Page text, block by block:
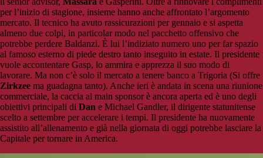
per l’inizio di stagione, insieme hanno anche affrontato l’argomento
mercato. Il tecnico ha avuto rassicurazioni per gennaio e si aspetta
almeno due colpi, in particolar modo nel pacchetto offensivo che
potrebbe perdere Baldanzi. È lui l’indiziato numero uno per far spazio
al famoso esterno di piede destro tanto inseguito in estate. Il presidente
vuole accontentare Gasp, lo ammira e apprezza il suo modo di
lavorare. Ma non c’è solo il mercato a tenere banco a Trigoria (Si offre
Zirkzee ma guadagna tanto). Anche ieri è andata in scena una riunione
commerciale, la caccia al main sponsor è ancora aperta ed è uno degli
obiettivi principali di Dan e Michael Gandler, il dirigente statunitense
scelto a settembre per accelerare i tempi. Il presidente ha nuovamente
assistito all’allenamento e già nella giornata di oggi potrebbe lasciare la
Capitale per tornare in America.